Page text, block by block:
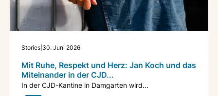
Stories 30. Juni 2026
Mit Ruhe, Respekt und Herz: Jan Koch und das
Miteinander in der CJD...
In der CJD-Kantine in Damgarten wird...